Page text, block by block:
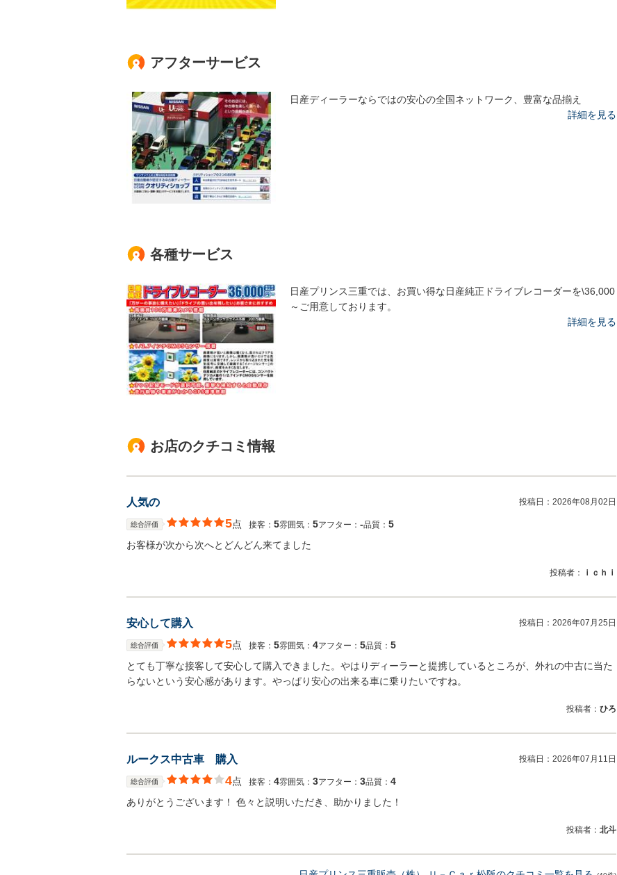
アフターサービス
日産ディーラーならではの安心の全国ネットワーク、豊富な品揃え
詳細を見る
各種サービス
日産プリンス三重では、お買い得な日産純正ドライブレコーダーを\36,000
～ご用意しております。
詳細を見る
お店のクチコミ情報
人気の 投稿日： 2026年08月02日
総合評価 5点 接客： 5雰囲気： 5アフター： ‐品質： 5
お客様が次から次へとどんどん来てました
投稿者： ｉｃｈｉ
安心して購入 投稿日： 2026年07月25日
総合評価 5点 接客： 5雰囲気： 4アフター： 5品質： 5
とても丁寧な接客して安心して購入できました。やはりディーラーと提携しているところが、外れの中古に当た
らないという安心感があります。やっぱり安心の出来る車に乗りたいですね。
投稿者： ひろ
ルークス中古車 購入 投稿日： 2026年07月11日
総合評価 4点 接客： 4雰囲気： 3アフター： 3品質： 4
ありがとうございます！ 色々と説明いただき、助かりました！
投稿者： 北斗